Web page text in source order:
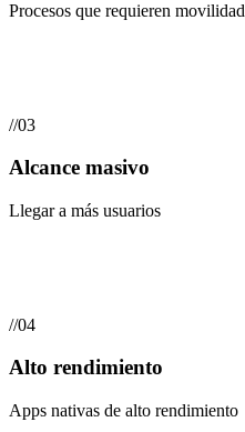
Procesos que requieren movilidad
//03
Alcance masivo
Llegar a más usuarios
//04
Alto rendimiento
Apps nativas de alto rendimiento